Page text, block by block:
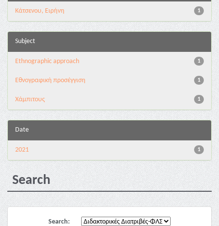
1
Κάτσενου, Ειρήνη
Subject
1
Ethnographic approach
1
Εθνογραφική προσέγγιση
1
Χάμπιτους
Date
1
2021
Search
Search: